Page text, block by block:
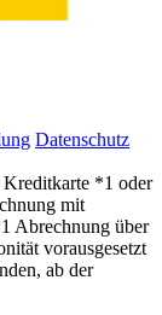
Datenschutz
Kreditkarte *1 oder
mit
Abrechnung über
vorausgesetzt
ab der